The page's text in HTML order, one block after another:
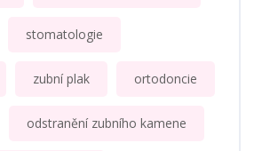
stomatologie
zubní plak ortodoncie
odstranění zubního kamene